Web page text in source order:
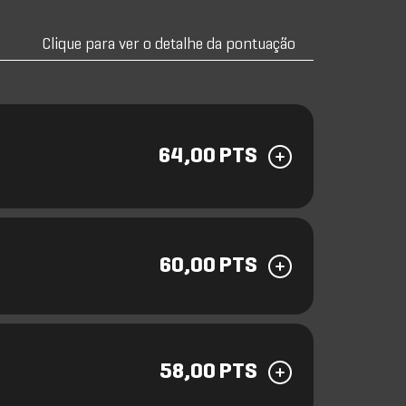
Clique para ver o detalhe da pontuação
64,00 PTS
60,00 PTS
58,00 PTS